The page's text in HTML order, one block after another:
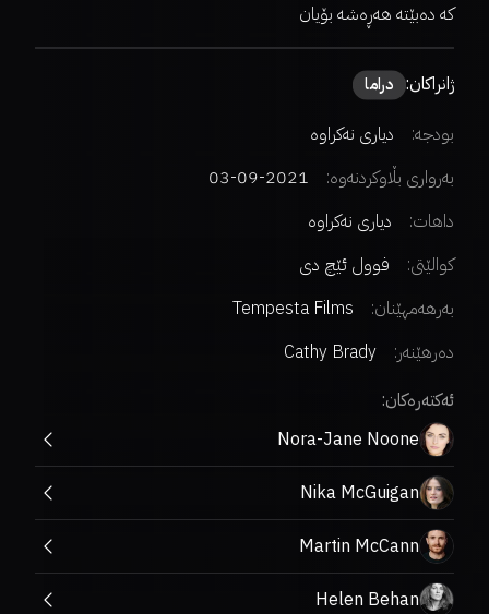
کە دەبێتە هەڕەشە بۆیان
ژانراکان: دراما
بودجە:
دیاری نەکراوە
بەرواری بڵاوکردنەوە:
2021-09-03
داهات:
دیاری نەکراوە
کوالێتی:
فوول ئێچ دی
بەرهەمهێنان:
Tempesta Films
دەرهێنەر:
Cathy Brady
ئەکتەرەکان:
Nora-Jane Noone
Nika McGuigan
Martin McCann
Helen Behan